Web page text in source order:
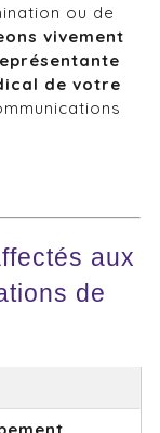
ou de
vivement
de votre
aux
de